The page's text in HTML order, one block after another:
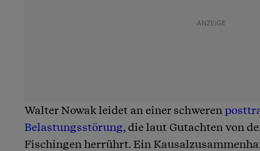
Walter Nowak leidet an einer schweren
Belastungsstörung, die laut Gutachten von
Fischingen herrührt. Ein